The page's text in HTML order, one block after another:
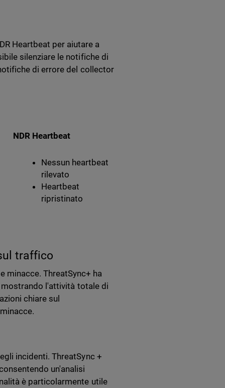
Heartbeat per aiutare a
silenziare le notifiche di
di errore del collector
NDR Heartbeat
Nessun heartbeat
rilevato
Heartbeat
ripristinato
traffico
minacce. ThreatSync+ ha
mostrando l'attività totale di
chiare sul
incidenti. ThreatSync +
un'analisi
è particolarmente utile